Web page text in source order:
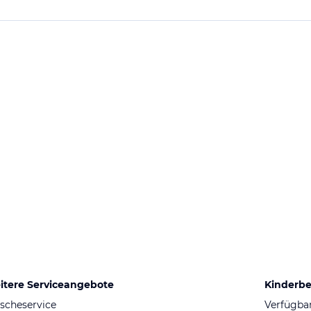
Serviceangebote